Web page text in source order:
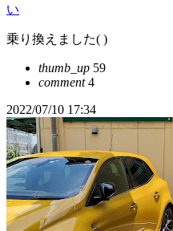
い
乗り換えました( )
thumb_up 59
comment4
2022/07/10 17:34